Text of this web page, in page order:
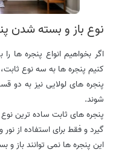
نوع باز و بسته شدن
اگر بخواهیم انواع پنجره ها
کنیم پنجره ها به سه نوع
پنجره های لولایی نیز به
شوند.
پنجره های ثابت ساده ترین
گیرد و فقط برای استفاده از
این پنجره ها نمی توانند باز و